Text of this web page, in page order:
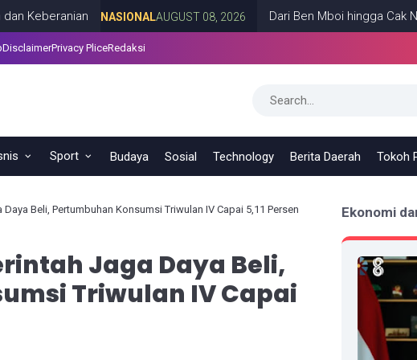
NASIONALAUGUST 08, 2026 Dari Ben Mboi hingga Cak Noer,
DisclaimerPrivacy PliceRedaksi
Sport Budaya Sosial Technology Berita Daerah Tokoh
Beli, Pertumbuhan Konsumsi Triwulan IV Capai 5,11 Persen
Jaga Daya Beli,
Triwulan IV Capai
Ekonomi